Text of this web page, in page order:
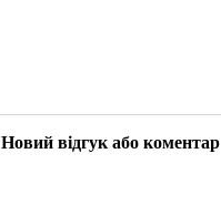
Новий відгук або коментар